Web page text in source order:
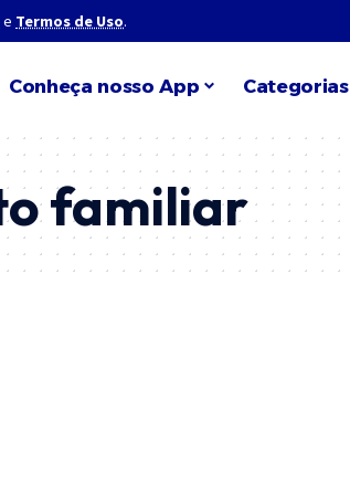
e Termos de Uso.
Conheça nosso App Categorias
familiar